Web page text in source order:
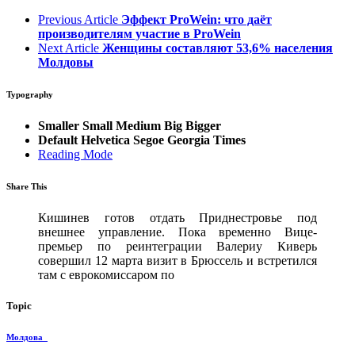
Previous Article Эффект ProWein: что даёт
производителям участие в ProWein
Next Article Женщины составляют 53,6% населения
Молдовы
Typography
Smaller Small Medium Big Bigger
Default Helvetica Segoe Georgia Times
Reading Mode
Share This
Кишинев готов отдать Приднестровье под
внешнее управление. Пока временно Вице-
премьер по реинтеграции Валериу Киверь
совершил 12 марта визит в Брюссель и встретился
там с еврокомиссаром по
Topic
Молдова